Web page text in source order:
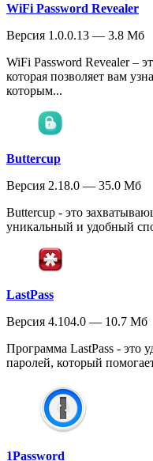
WiFi Password Revealer
Версия 1.0.0.13 — 3.8 Мб
WiFi Password Revealer –
которая позволяет вам
которым...
Buttercup
Версия 2.18.0 — 35.0 Мб
Buttercup - это
уникальный и удобный
LastPass
Версия 4.104.0 — 10.7 Мб
Программа LastPass - это
паролей, который
1Password